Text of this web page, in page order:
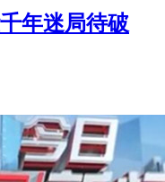
年迷局待破